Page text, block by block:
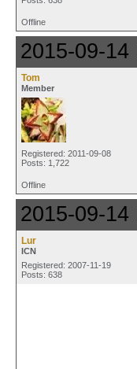
Offline
2015-09-14
Tom
Member
Registered: 2011-09-08
Posts: 1,722
Offline
2015-09-14
Lur
ICN
Registered: 2007-11-19
Posts: 638